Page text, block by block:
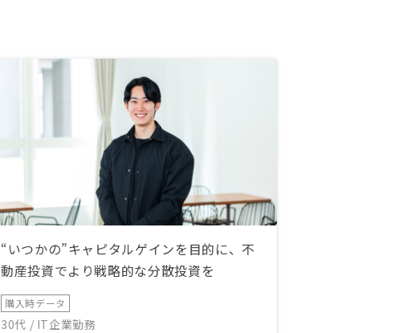
“いつかの”キャピタルゲインを目的に、不
動産投資でより戦略的な分散投資を
購入時データ
30代 / IT企業勤務